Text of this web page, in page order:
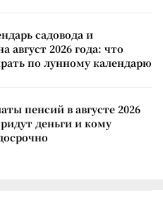
садовода и
август 2026 года: что
по лунному календарю
пенсий в августе 2026
деньги и кому